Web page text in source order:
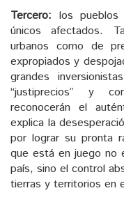
Tercero: los pueblos
únicos afectados.
urbanos como de
expropiados y
grandes
“justiprecios” y
reconocerán el
explica la
por lograr su pronta
que está en juego no
país, sino el control
tierras y territorios en